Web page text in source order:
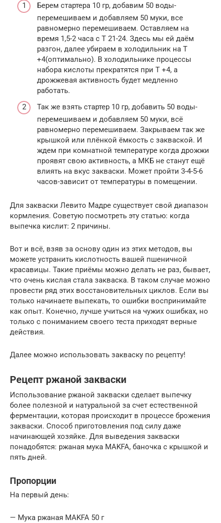
Берем стартера 10 гр, добавим 50 воды-
перемешиваем и добавляем 50 муки, все
равномерно перемешиваем. Оставляем на
время 1,5-2 часа с Т 21-24. Здесь мы ей даём
разгон, далее убираем в холодильник на Т
+4(оптимально). В холодильнике процессы
набора кислоты прекратятся при Т +4, а
дрожжевая активность будет медленно
работать.
Так же взять стартер 10 гр, добавить 50 воды-
перемешиваем и добавляем 50 муки, всё
равномерно перемешиваем. Закрываем так же
крышкой или плёнкой ёмкость с закваской. И
ждем при комнатной температуре когда дрожжи
проявят свою активность, а МКБ не станут ещё
влиять на вкус закваски. Может пройти 3-4-5-6
часов-зависит от температуры в помещении.
Для закваски Левито Мадре существует свой диапазон
кормления. Советую посмотреть эту статью: когда
выпечка кислит: 2 причины.
Вот и всё, взяв за основу один из этих методов, вы
можете устранить кислотность вашей пшеничной
красавицы. Такие приёмы можно делать не раз, бывает,
что очень кислая стала закваска. В таком случае можно
провести ряд этих восстановительных циклов. Если вы
только начинаете выпекать, то ошибки воспринимайте
как опыт. Конечно, лучше учиться на чужих ошибках, но
только с пониманием своего теста приходят верные
действия.
Далее можно использовать закваску по рецепту!
Рецепт ржаной закваски
Использование ржаной закваски сделает выпечку
более полезной и натуральной за счет естественной
ферментации, которая происходит в процессе брожения
закваски. Способ приготовления под силу даже
начинающей хозяйке. Для выведения закваски
понадобятся: ржаная мука MAKFA, баночка с крышкой и
пять дней.
Пропорции
На первый день:
— Мука ржаная MAKFA 50 г